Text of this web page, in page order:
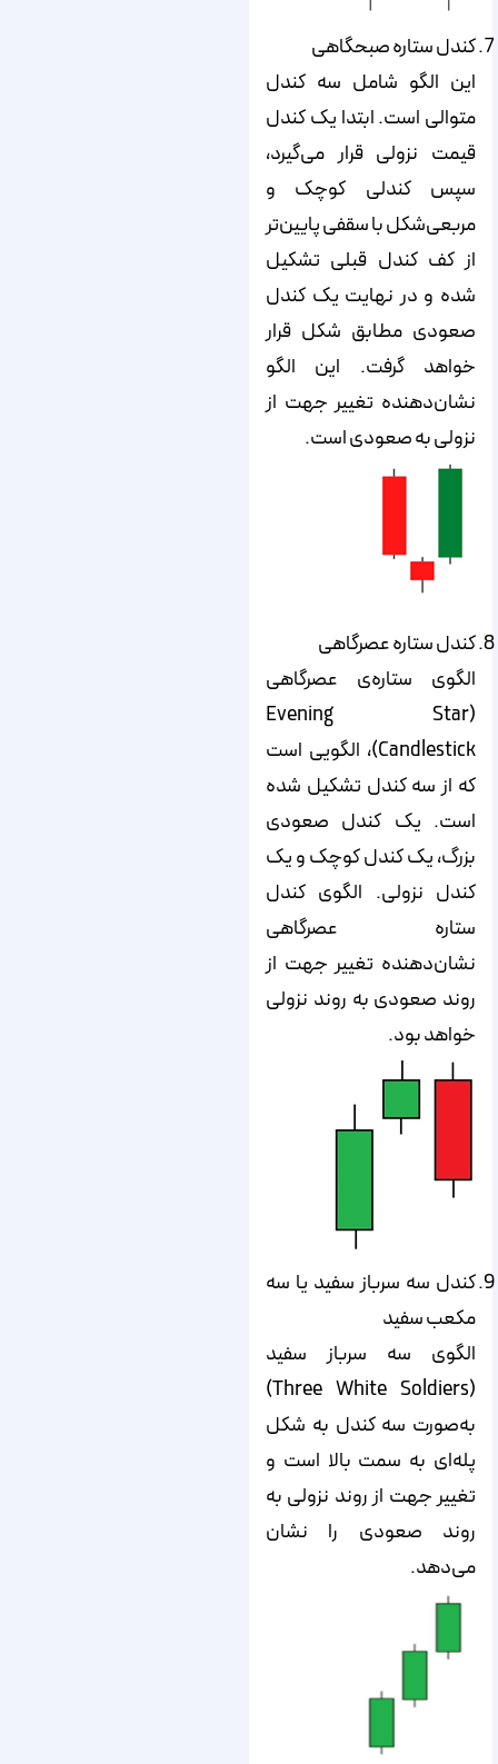
کندل ستاره صبحگاهی
این الگو شامل سه کندل
متوالی است. ابتدا یک کندل
قیمت نزولی قرار می‌گیرد،
سپس کندلی کوچک و
مربعی‌شکل با سقفی پایین‌‌‌‌‌تر
از کف کندل قبلی تشکیل
شده و در نهایت یک کندل
صعودی مطابق شکل قرار
خواهد گرفت. این الگو
نشان‌دهنده تغییر جهت از
نزولی به صعودی است.
کندل ستاره عصرگاهی
الگوی ستاره‌‌‌‌‌ی عصرگاهی
(Evening Star
Candlestick)، الگویی است
که از سه کندل تشکیل شده
است. یک کندل صعودی
بزرگ، یک کندل کوچک و یک
کندل نزولی. الگوی کندل
ستاره عصرگاهی
نشان‌دهنده تغییر جهت از
روند صعودی به روند نزولی
خواهد بود.
کندل سه سرباز سفید یا سه
مکعب سفید
الگوی سه سرباز سفید
(Three White Soldiers)
به‌صورت سه کندل به شکل
پله‌ای به سمت بالا است و
تغییر جهت از روند نزولی به
روند صعودی را نشان
می‌دهد.